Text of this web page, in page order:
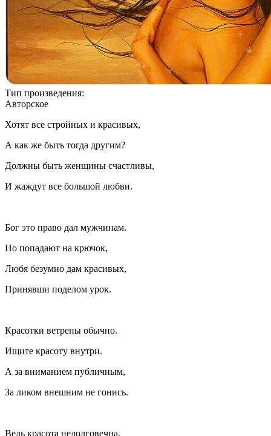
Тип произведения:
Авторское
Хотят все стройных и красивых,
А как же быть тогда другим?
Должны быть женщины счастливы,
И жаждут все большой любви.
Бог это право дал мужчинам.
Но попадают на крючок,
Любя безумно дам красивых,
Принявши поделом урок.
Красотки ветрены обычно.
Ищите красоту внутри.
А за вниманием публичным,
За ликом внешним не гонись.
Ведь красота недолговечна.